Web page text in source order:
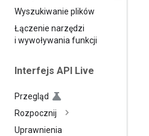
Wyszukiwanie plików
Łączenie narzędzi
i wywoływania funkcji
Interfejs API Live
Przegląd
Rozpocznij
Uprawnienia